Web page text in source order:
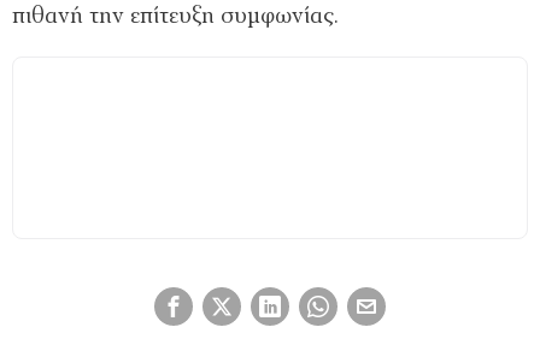
πιθανή την επίτευξη συμφωνίας.